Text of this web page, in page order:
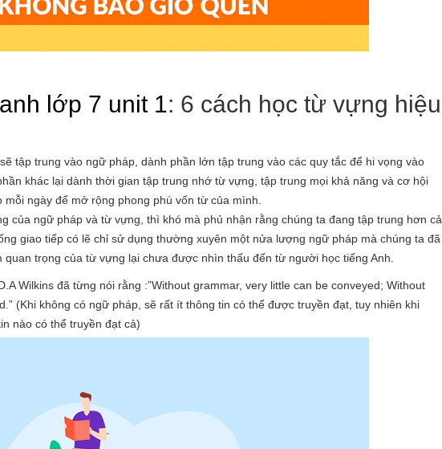
lớp 7 unit 1: 6 cách học từ vựng hiệu
tập trung vào ngữ pháp, dành phần lớn tập trung vào các quy tắc để hi vọng vào
khác lại dành thời gian tập trung nhớ từ vựng, tập trung mọi khả năng và cơ hội
ngày để mở rộng phong phú vốn từ của mình.
của ngữ pháp và từ vựng, thì khó mà phủ nhận rằng chúng ta đang tập trung hơn cả
giao tiếp có lẽ chỉ sử dụng thường xuyên một nửa lượng ngữ pháp mà chúng ta đã
quan trọng của từ vựng lại chưa được nhìn thấu đến từ người học tiếng Anh.
Wilkins đã từng nói rằng :”Without grammar, very little can be conveyed; Without
(Khi không có ngữ pháp, sẽ rất ít thông tin có thể được truyền đạt, tuy nhiên khi
nào có thể truyền đạt cả)